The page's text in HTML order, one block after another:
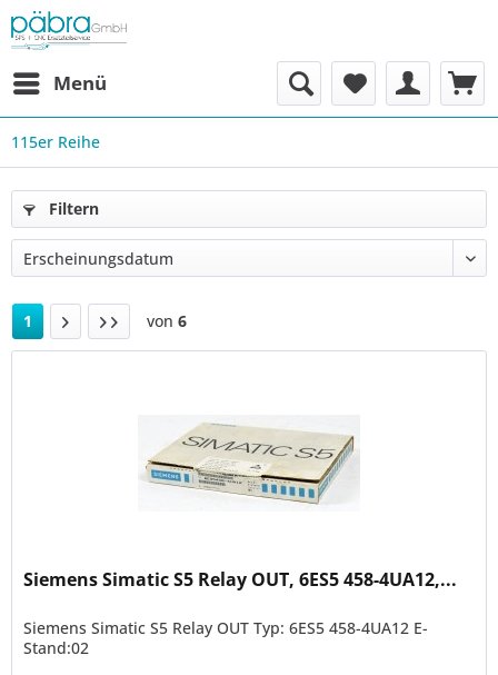
Menü
115er Reihe
Filtern
1 von 6
Siemens Simatic S5 Relay OUT, 6ES5 458-4UA12,...
Siemens Simatic S5 Relay OUT Typ: 6ES5 458-4UA12 E-
Stand:02